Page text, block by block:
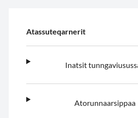
Atassuteqarnerit
Inatsit
Atorunnaarsippaa